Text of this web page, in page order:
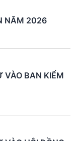
NĂM 2026
VÀO BAN KIỂM